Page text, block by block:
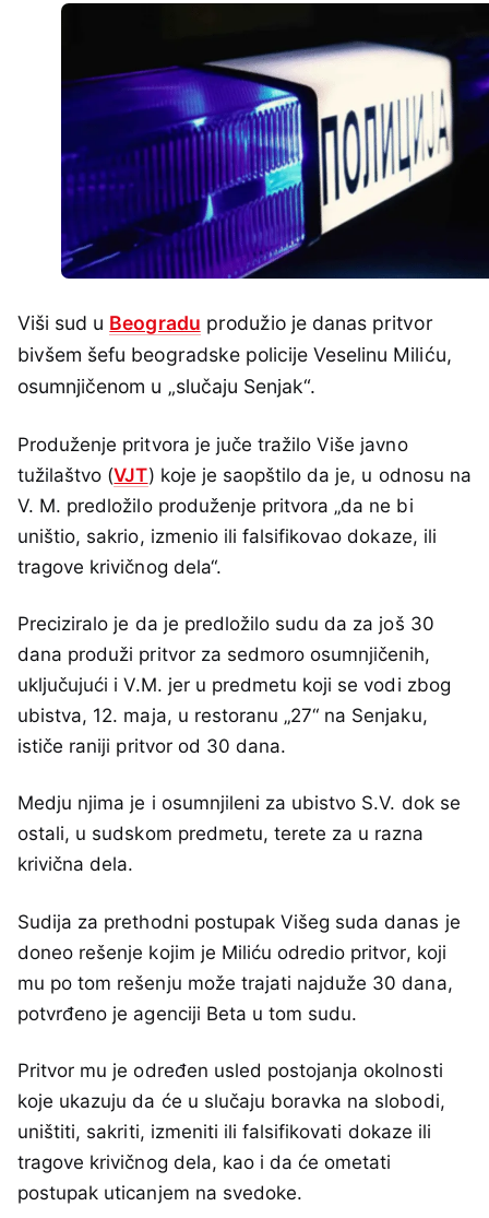
Viši sud u Beogradu produžio je danas pritvor
bivšem šefu beogradske policije Veselinu Miliću,
osumnjičenom u „slučaju Senjak“.
Produženje pritvora je juče tražilo Više javno
tužilaštvo (VJT) koje je saopštilo da je, u odnosu na
V. M. predložilo produženje pritvora „da ne bi
uništio, sakrio, izmenio ili falsifikovao dokaze, ili
tragove krivičnog dela“.
Preciziralo je da je predložilo sudu da za još 30
dana produži pritvor za sedmoro osumnjičenih,
uključujući i V.M. jer u predmetu koji se vodi zbog
ubistva, 12. maja, u restoranu „27“ na Senjaku,
ističe raniji pritvor od 30 dana.
Medju njima je i osumnjileni za ubistvo S.V. dok se
ostali, u sudskom predmetu, terete za u razna
krivična dela.
Sudija za prethodni postupak Višeg suda danas je
doneo rešenje kojim je Miliću odredio pritvor, koji
mu po tom rešenju može trajati najduže 30 dana,
potvrđeno je agenciji Beta u tom sudu.
Pritvor mu je određen usled postojanja okolnosti
koje ukazuju da će u slučaju boravka na slobodi,
uništiti, sakriti, izmeniti ili falsifikovati dokaze ili
tragove krivičnog dela, kao i da će ometati
postupak uticanjem na svedoke.